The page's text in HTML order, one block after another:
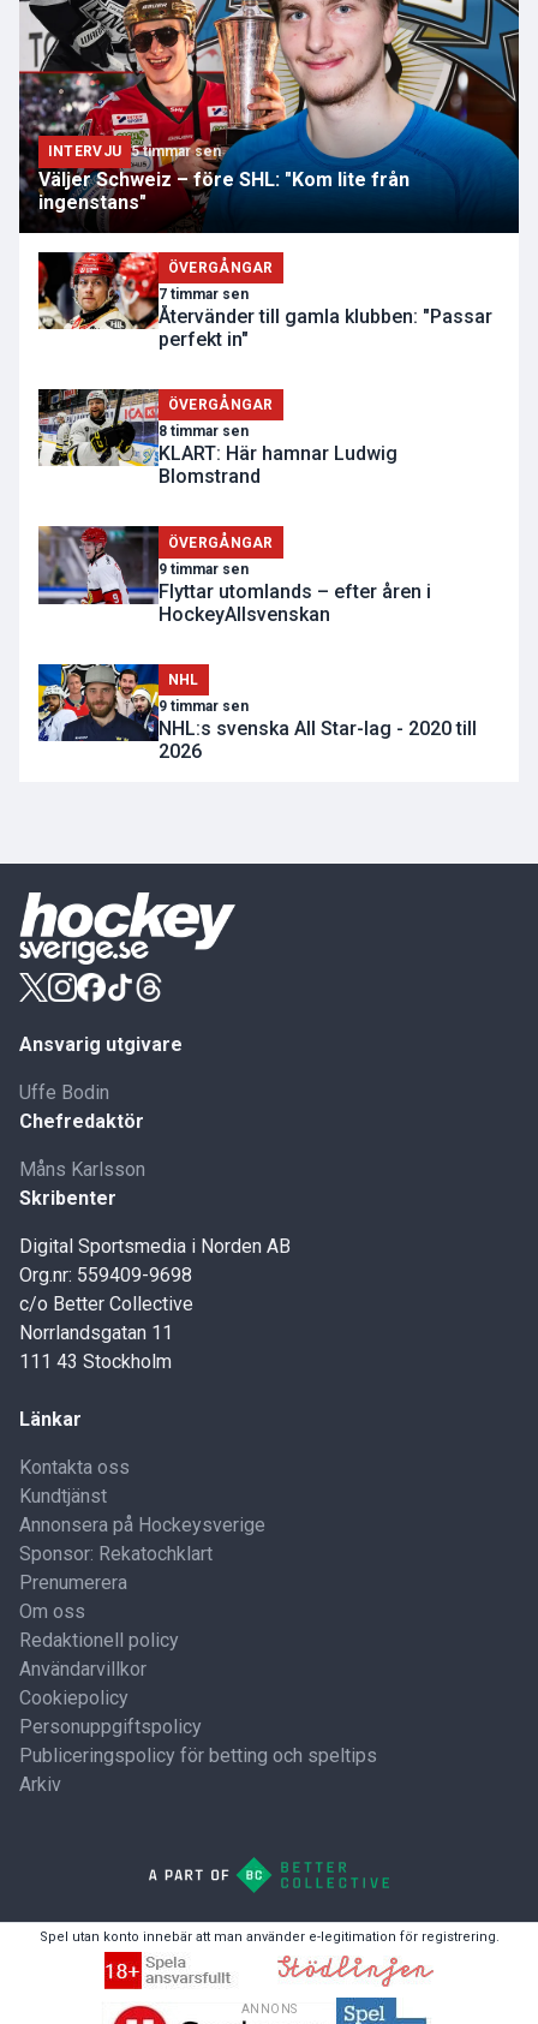
INTERVJU 5 timmar sen
Väljer Schweiz – före SHL: "Kom lite från
ingenstans"
ÖVERGÅNGAR
7 timmar sen
Återvänder till gamla klubben: "Passar
perfekt in"
ÖVERGÅNGAR
8 timmar sen
KLART: Här hamnar Ludwig
Blomstrand
ÖVERGÅNGAR
9 timmar sen
Flyttar utomlands – efter åren i
HockeyAllsvenskan
NHL
9 timmar sen
NHL:s svenska All Star-lag - 2020 till
2026
ANNONS
Ansvarig utgivare
Uffe Bodin
Chefredaktör
Måns Karlsson
Skribenter
Digital Sportsmedia i Norden AB
Org.nr: 559409-9698
c/o Better Collective
Norrlandsgatan 11
111 43 Stockholm
Länkar
Kontakta oss
Kundtjänst
Annonsera på Hockeysverige
Sponsor: Rekatochklart
Prenumerera
Om oss
Redaktionell policy
Användarvillkor
Cookiepolicy
Personuppgiftspolicy
Publiceringspolicy för betting och speltips
Arkiv
Spel utan konto innebär att man använder e-legitimation för registrering.